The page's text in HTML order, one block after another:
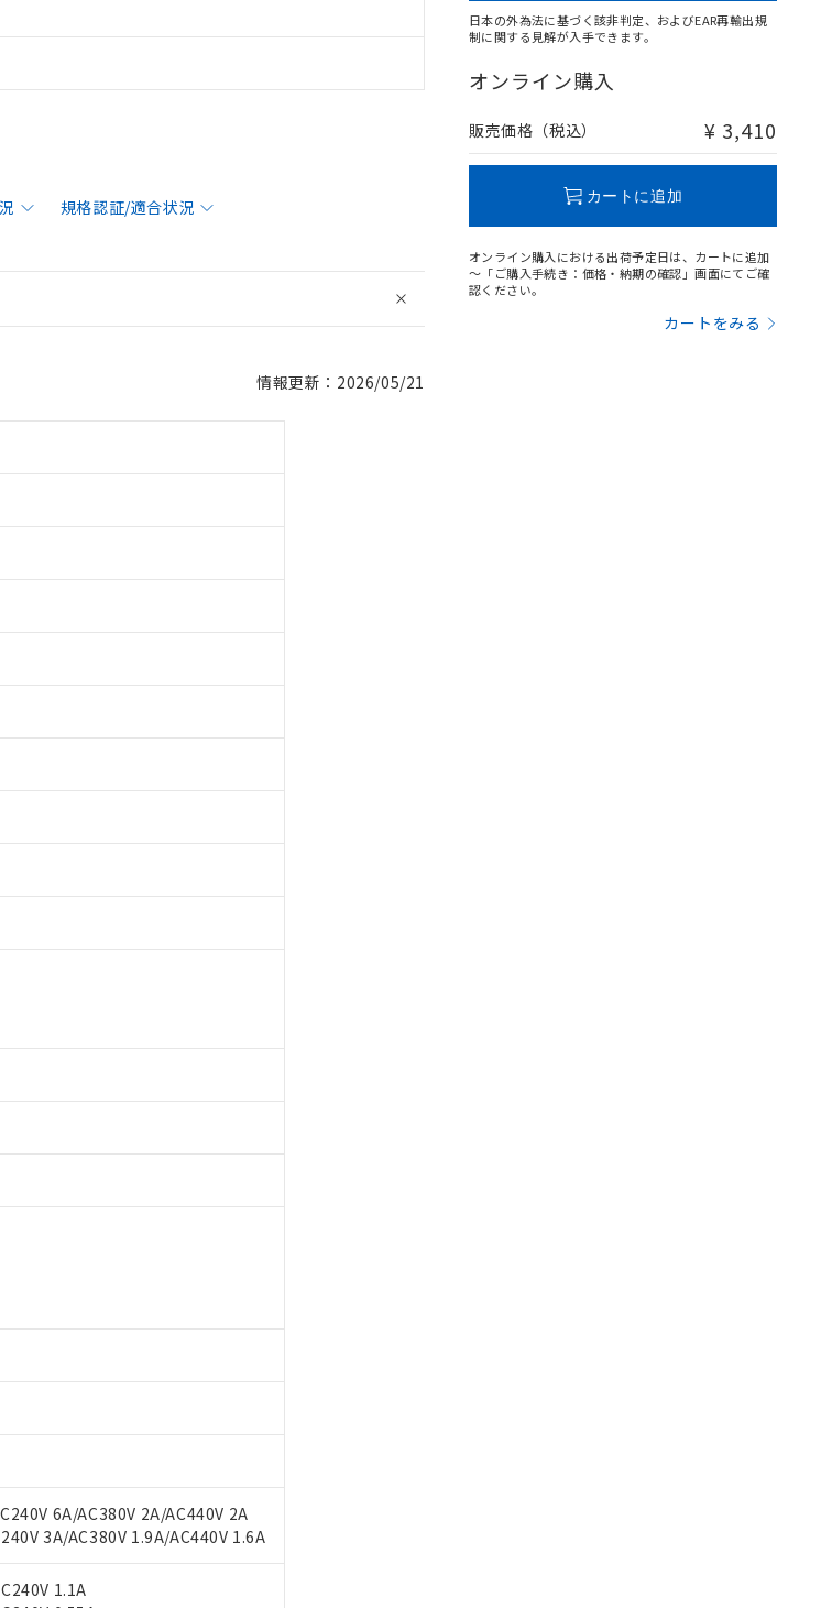
規格認証/適合状況
情報更新：2026/05/21
6A/AC380V 2A/AC440V 2A
3A/AC380V 1.9A/AC440V 1.6A
1.1A
日本の外為法に基づく該非判定、およびEAR再輸出規
制に関する見解が入手できます。
オンライン購入
販売価格（税込） ¥ 3,410
カートに追加
オンライン購入における出荷予定日は、カートに追加
～「ご購入手続き：価格・納期の確認」画面にてご確
認ください。
カートをみる
利用ください。
サービスの対象外となる商品もあることをご了承ください。
庫および標準価格とは異なる場合があることをご了承くださ
点は「販売ネットワーク
」をご確認ください。
前の承諾なく第三者に漏洩または開示しないようお願いしま
ス）をご利用いただくには、I-Webメンバーズにご登録され
有に対応した製品が提供可能な商品です。
に対応した製品に切り替える予定のある商品です。
含有に非対応の商品で、対応品を出す予定はありません。
含有の対応状況を調査中または確認中の商品です。
物質有無と関係のない商品です。
たものが、含有品と判明した場合などやむを得ず変更すること
ウム(Cd) 100ppm以下、
図的な使用がないことを確認しています。
が前後することがあります。
準値以下であることを示します。
準値を超えていることを示します。
合わせください。
類) : 1000ppm、 PBDEs(ポリ臭化ジフェニルエーテル類) : 1000ppm、
ソブチル) : 1000ppm、 BBP(フタル酸ブチルベンジル) : 1000ppm、
値以下であることを示します。
が外部に漏えいし、環境に深刻な影響を及ぼさない年数を意
合は、上記1、2および3の内容を当該第三者に通知します。
関係者が違法に輸出するおそれがある場合は、取り引きをい
ください)